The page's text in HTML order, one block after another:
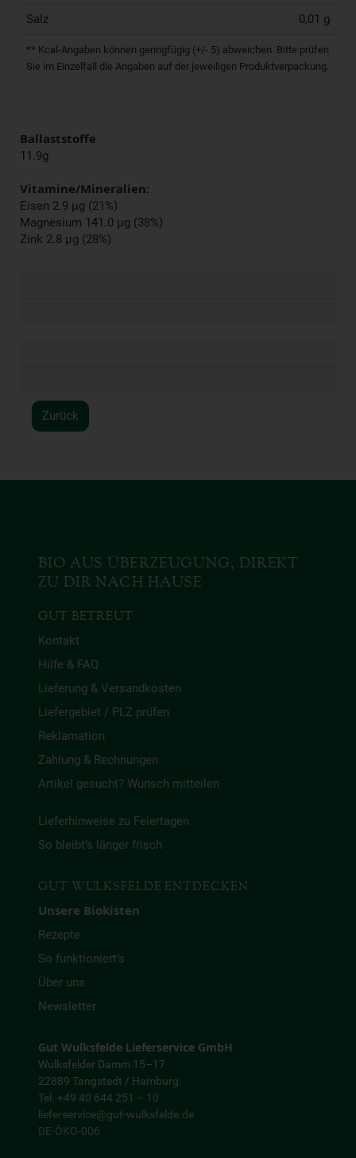
Salz 0,01 g
** Kcal-Angaben können geringfügig (+/- 5) abweichen. Bitte prüfen
Sie im Einzelfall die Angaben auf der jeweiligen Produktverpackung.
Ballaststoffe
11.9g
Vitamine/Mineralien:
Eisen 2.9 µg (21%)
Magnesium 141.0 µg (38%)
Zink 2.8 µg (28%)
Zurück
BIO AUS ÜBERZEUGUNG, DIREKT
ZU DIR NACH HAUSE
GUT BETREUT
Kontakt
Hilfe & FAQ
Lieferung & Versandkosten
Liefergebiet / PLZ prüfen
Reklamation
Zahlung & Rechnungen
Artikel gesucht? Wunsch mitteilen
Lieferhinweise zu Feiertagen
So bleibt’s länger frisch
GUT WULKSFELDE ENTDECKEN
Unsere Biokisten
Rezepte
So funktioniert’s
Über uns
Newsletter
Gut Wulksfelde Lieferservice GmbH
Wulksfelder Damm 15–17
22889 Tangstedt / Hamburg
Tel. +49 40 644 251 – 10
lieferservice@gut-wulksfelde.de
DE-ÖKO-006